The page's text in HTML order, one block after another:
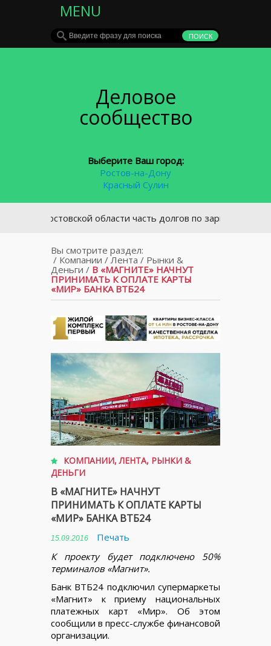
MENU
Деловое
сообщество
Выберите Ваш город:
Ростов-на-Дону
Красный Сулин
В Ростовской области часть долгов по зарплате
Вы смотрите раздел:
/ Компании /Лента / Рынки &
Деньги / В «МАГНИТЕ» НАЧНУТ
ПРИНИМАТЬ К ОПЛАТЕ КАРТЫ
«МИР» БАНКА ВТБ24
КОМПАНИИ,ЛЕНТА, РЫНКИ &
ДЕНЬГИ
В «МАГНИТЕ» НАЧНУТ
ПРИНИМАТЬ К ОПЛАТЕ КАРТЫ
«МИР» БАНКА ВТБ24
15.09.2016
Печать
К проекту будет подключено 50%
терминалов «Магнит».
Банк ВТБ24 подключил супермаркеты
«Магнит» к приему национальных
платежных карт «Мир». Об этом
сообщили в пресс-службе финансовой
организации.